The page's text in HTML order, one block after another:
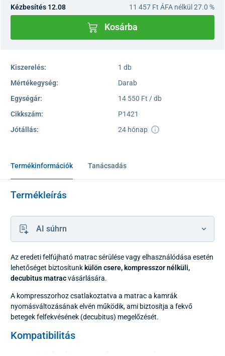
Kézbesítés 12.08 11 457 Ft ÁFA nélkül 27.0 %
Kosárba
Kiszerelés:
1 db
Mértékegység:
Darab
Egységár:
14 550 Ft / db
Cikkszám:
P1421
Jótállás:
24 hónap
Termékinformációk Tanácsadás
Termékleírás
AI súhrn
Az eredeti felfújható matrac sérülése vagy elhasználódása esetén
lehetőséget biztosítunkkülön csere, kompresszor nélküli,
decubitus matracvásárlására.
A kompresszorhoz csatlakoztatva a matrac a kamrák
nyomásváltozásának elvén működik, ami biztosítja a fekvő
betegek felfekvésének (decubitus) megelőzését.
Kompatibilitás